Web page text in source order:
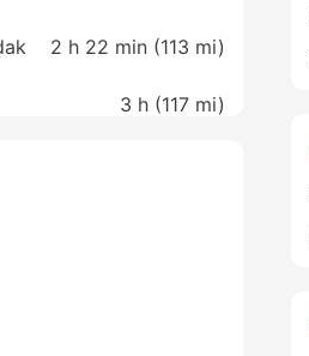
2 h 22 min (113 mi)
3 h (117 mi)